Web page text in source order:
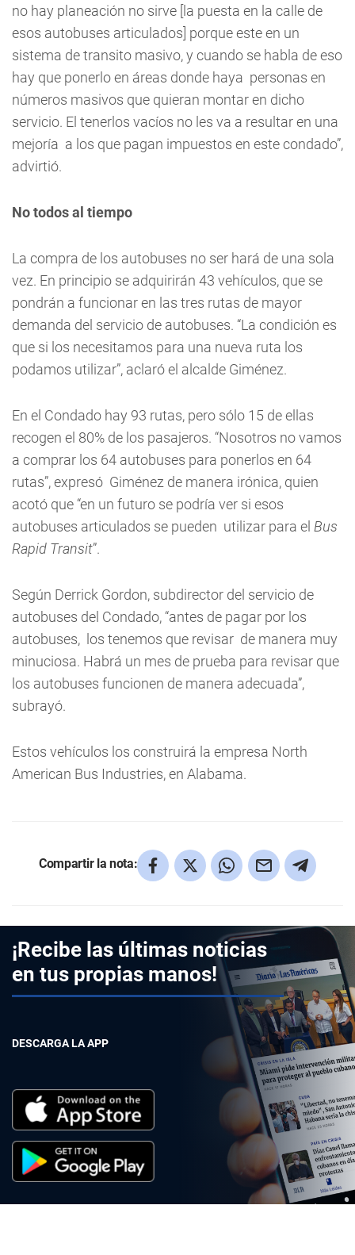
no hay planeación no sirve [la puesta en la calle de
esos autobuses articulados] porque este en un
sistema de transito masivo, y cuando se habla de eso
hay que ponerlo en áreas donde haya personas en
números masivos que quieran montar en dicho
servicio. El tenerlos vacíos no les va a resultar en una
mejoría a los que pagan impuestos en este condado”,
advirtió.
No todos al tiempo
La compra de los autobuses no ser hará de una sola
vez. En principio se adquirirán 43 vehículos, que se
pondrán a funcionar en las tres rutas de mayor
demanda del servicio de autobuses. “La condición es
que si los necesitamos para una nueva ruta los
podamos utilizar”, aclaró el alcalde Giménez.
En el Condado hay 93 rutas, pero sólo 15 de ellas
recogen el 80% de los pasajeros. “Nosotros no vamos
a comprar los 64 autobuses para ponerlos en 64
rutas”, expresó Giménez de manera irónica, quien
acotó que “en un futuro se podría ver si esos
autobuses articulados se pueden utilizar para el Bus
Rapid Transit”.
Según Derrick Gordon, subdirector del servicio de
autobuses del Condado, “antes de pagar por los
autobuses, los tenemos que revisar de manera muy
minuciosa. Habrá un mes de prueba para revisar que
los autobuses funcionen de manera adecuada”,
subrayó.
Estos vehículos los construirá la empresa North
American Bus Industries, en Alabama.
Compartir la nota:
¡Recibe las últimas noticias
en tus propias manos!
DESCARGA LA APP